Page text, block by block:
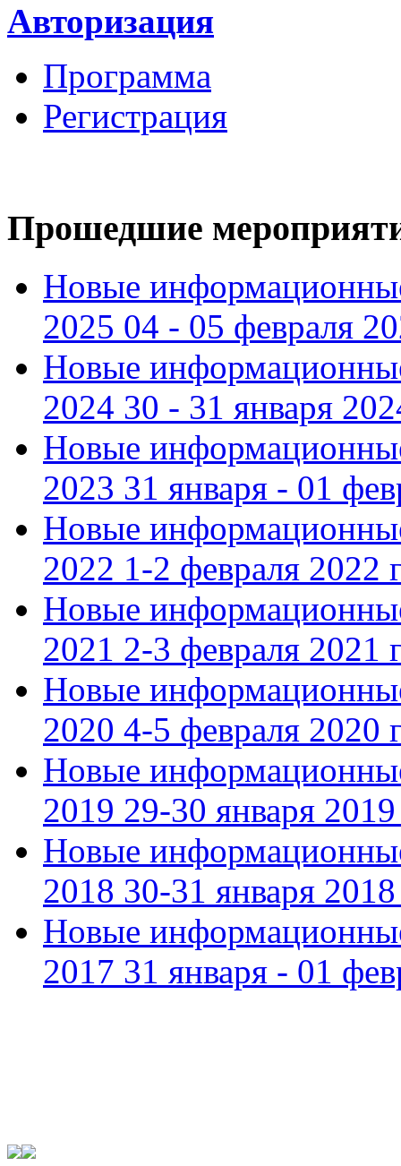
Авторизация
Программа
Регистрация
Прошедшие
Новые
2025 04 - 05 февраля
Новые
2024 30 - 31 января
Новые
2023 31 января - 01
Новые
2022 1-2 февраля 2022
Новые
2021 2-3 февраля 2021
Новые
2020 4-5 февраля 2020
Новые
2019 29-30 января 2019
Новые
2018 30-31 января 2018
Новые
2017 31 января - 01